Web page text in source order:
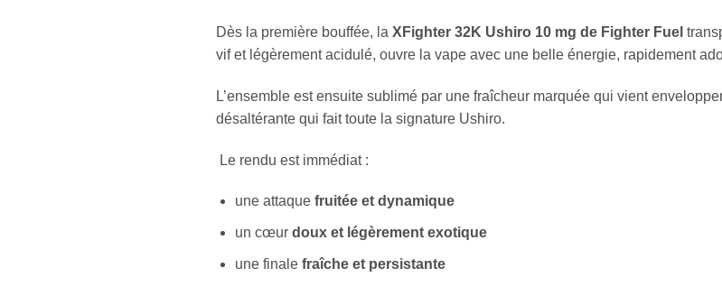
Dès la première bouffée, la XFighter 32K Ushiro 10 mg de Fighter Fuel
vif et légèrement acidulé, ouvre la vape avec une belle énergie, rapidement
L’ensemble est ensuite sublimé par une fraîcheur marquée qui vient
désaltérante qui fait toute la signature Ushiro.
Le rendu est immédiat :
une attaque fruitée et dynamique
un cœur doux et légèrement exotique
une finale fraîche et persistante